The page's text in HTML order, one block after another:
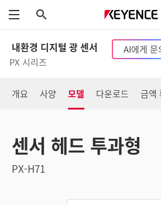
메뉴
내환경 디지털 광 센서
PX 시리즈
AI에게 문
개요 사양 모델 다운로드 금액
센서 헤드 투과형
PX-H71